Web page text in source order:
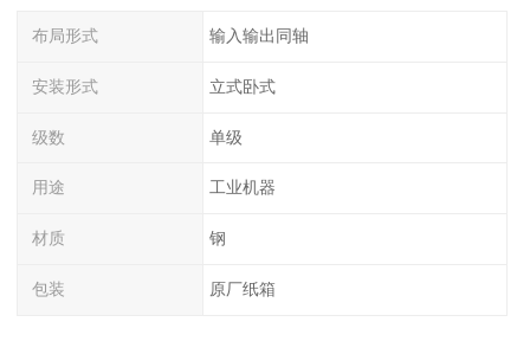
布局形式 输入输出同轴
安装形式 立式卧式
级数 单级
用途 工业机器
材质 钢
包装 原厂纸箱